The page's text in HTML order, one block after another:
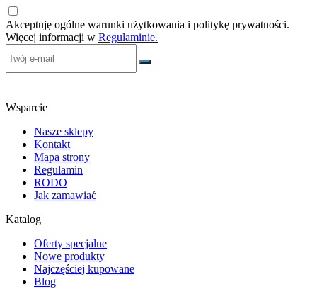
Akceptuję ogólne warunki użytkowania i politykę prywatności.
Więcej informacji w Regulaminie.
Wsparcie
Nasze sklepy
Kontakt
Mapa strony
Regulamin
RODO
Jak zamawiać
Katalog
Oferty specjalne
Nowe produkty
Najczęściej kupowane
Blog